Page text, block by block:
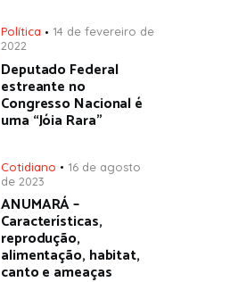
Política
14 de fevereiro de
2022
Deputado Federal
estreante no
Congresso Nacional é
uma “Jóia Rara”
Cotidiano
16 de agosto
de 2023
ANUMARÁ –
Características,
reprodução,
alimentação, habitat,
canto e ameaças